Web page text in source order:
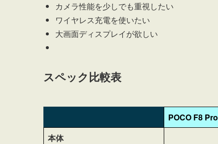
カメラ性能を少しでも重視したい
ワイヤレス充電を使いたい
大画面ディスプレイが欲しい
スペック比較表
POCO F8 Pro
本体